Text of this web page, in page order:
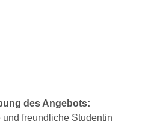
des Angebots:
freundliche Studentin